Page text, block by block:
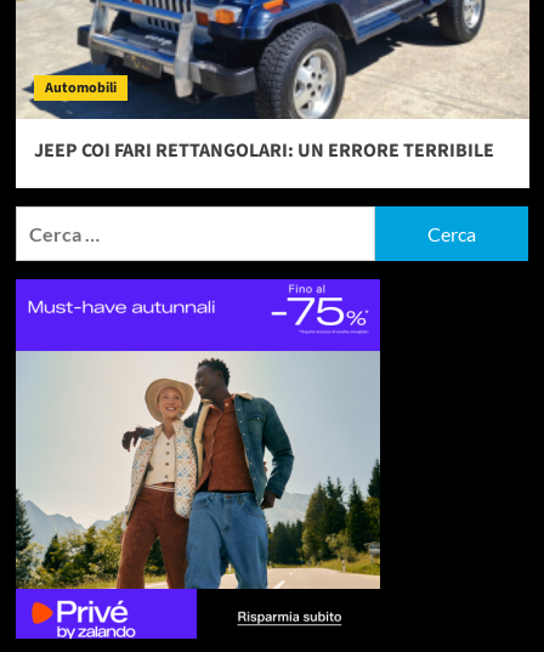
Automobili
JEEP COI FARI RETTANGOLARI: UN ERRORE TERRIBILE